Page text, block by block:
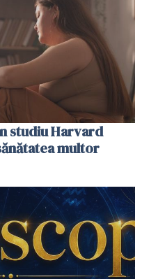
studiu Harvard
multor